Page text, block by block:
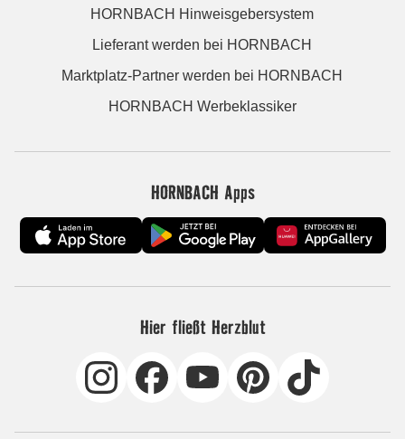
HORNBACH Hinweisgebersystem
Lieferant werden bei HORNBACH
Marktplatz-Partner werden bei HORNBACH
HORNBACH Werbeklassiker
HORNBACH Apps
Hier fließt Herzblut